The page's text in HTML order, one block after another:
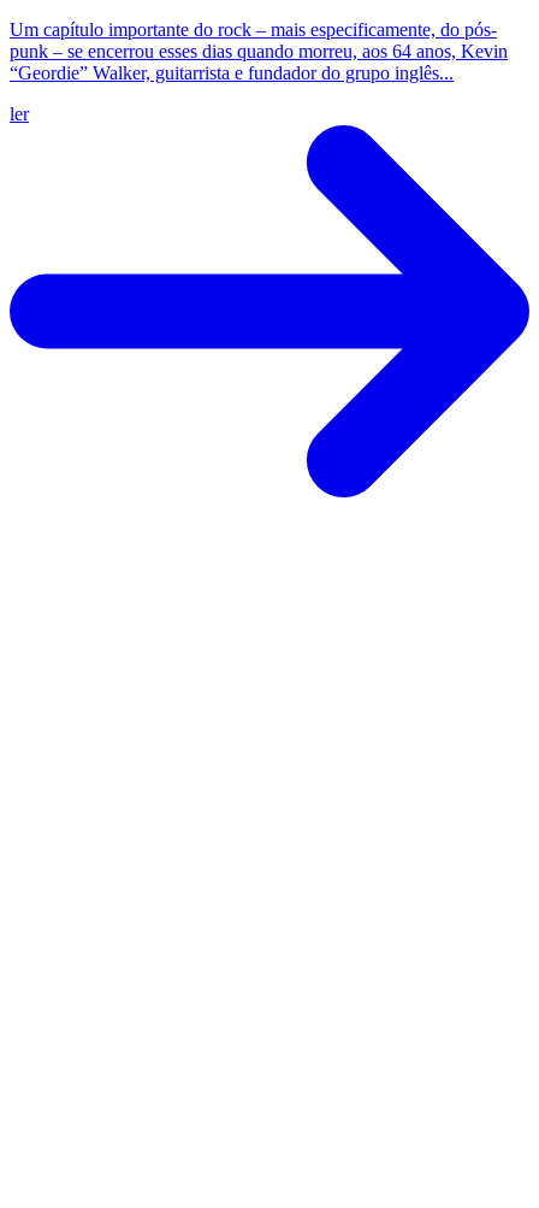
Um capítulo importante do rock – mais especificamente, do pós-
punk – se encerrou esses dias quando morreu, aos 64 anos, Kevin
“Geordie” Walker, guitarrista e fundador do grupo inglês...
ler